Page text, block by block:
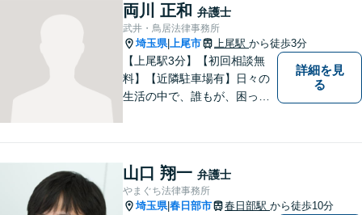
両川 正和 弁護士
武井・鳥居法律事務所
埼玉県| 上尾市 上尾駅 から徒歩3分
【上尾駅3分】【初回相談無
料】【近隣駐車場有】日々の
生活の中で、誰もが、困っ
なってしまうことがあると思
います。そんな時は、お気軽
に私にご相談ください。
詳細を見
る
山口 翔一 弁護士
やまぐち法律事務所
埼玉県|春日部市 春日部駅 から徒歩10分